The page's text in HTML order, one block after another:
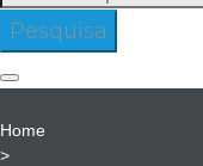
para:
Pesquisa
Home
>